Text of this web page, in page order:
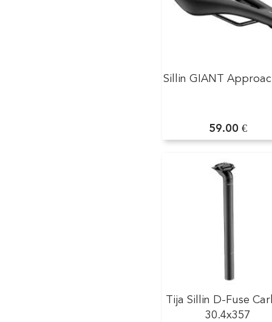
Sillin GIANT
59.00 €
Tija Sillin D-Fuse
30.4x357